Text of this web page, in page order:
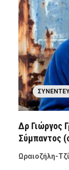
Δρ Γιώργος
Σύμπαντος
Ωραιοζήλη-